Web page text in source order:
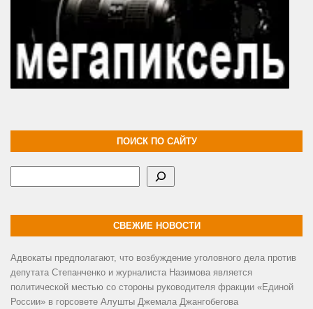
ПОИСК ПО САЙТУ
СВЕЖИЕ НОВОСТИ
Адвокаты предполагают, что возбуждение уголовного дела против
депутата Степанченко и журналиста Назимова является
политической местью со стороны руководителя фракции «Единой
России» в горсовете Алушты Джемала Джангобегова